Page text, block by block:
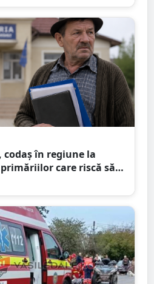
codaș în regiune la
care riscă să